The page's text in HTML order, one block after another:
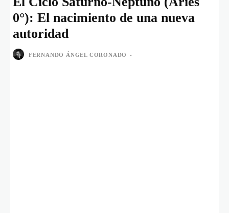
0°): El nacimiento de una nueva
autoridad
FERNANDO ÁNGEL CORONADO -